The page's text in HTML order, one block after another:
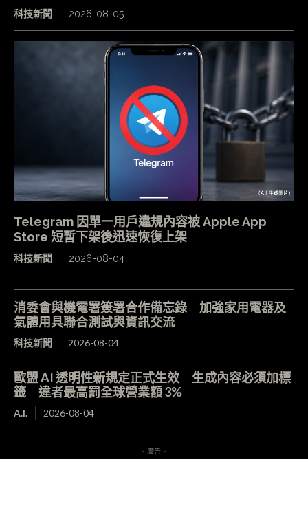
科技新聞 2026-08-05
Telegram 因單一用戶違規內容被 Apple App
Store 短暫下架後迅速恢復上架
科技新聞 2026-08-04
消委會與機電署簽署合作備忘錄 加強家用電器及
氣體用具聯合測試與資訊交流
科技新聞 2026-08-04
歐盟 AI 透明性新規定正式生效 生成內容必須加標
籤 違者最高罰全球營業額 3%
A.I. 2026-08-04
- 廣告 -